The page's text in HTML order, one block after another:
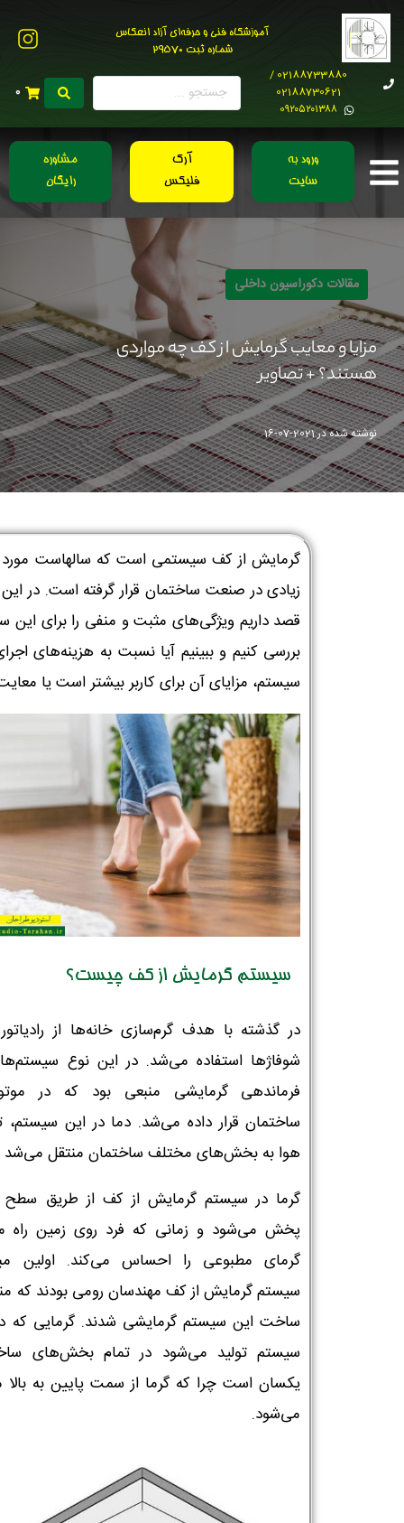
آموزشگاه فنی و حرفه‌ای آزاد انعکاس
شماره ثبت 29570
02188733880 /
02188730621
0۹۲۰۵۲۰۱۳۸۸
0
ورود به
سایت
آرک
فلیکس
مشاوره
رایگان
مقالات دکوراسیون داخلی
مزایا و معایب گرمایش از کف چه مواردی
هستند؟ + تصاویر
نوشته شده در2021-07-16
گرمایش از کف سیستمی است که سالهاست
زیادی در صنعت ساختمان قرار گرفته است. در این
قصد داریم ویژگی‌های مثبت و منفی را برای این
بررسی کنیم و ببینیم آیا نسبت به هزینه‌های
سیستم، مزایای آن برای کاربر بیشتر است یا
سیستم گرمایش از کف چیست؟
در گذشته با هدف گرم‌سازی خانه‌ها از
شوفاژها استفاده می‌شد. در این نوع
فرماندهی گرمایشی منبعی بود که در
ساختمان قرار داده می‌شد. دما در این
هوا به بخش‌های مختلف ساختمان منتقل می‌شد
گرما در سیستم گرمایش از کف از طریق سطح
پخش می‌شود و زمانی که فرد روی زمین راه
گرمای مطبوعی را احساس می‌کند. اولین
سیستم گرمایش از کف مهندسان رومی بودند که
ساخت این سیستم گرمایشی شدند. گرمایی که
سیستم تولید می‌شود در تمام بخش‌های
یکسان است چرا که گرما از سمت پایین به بالا
می‌شود.